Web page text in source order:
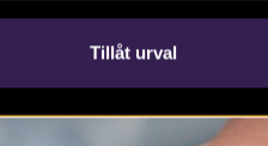
Tillåt urval